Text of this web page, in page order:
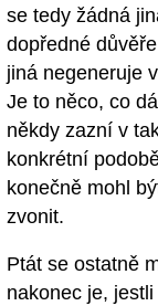
se tedy žádná
dopředné
jiná negeneruje
Je to něco, co
někdy zazní v
konkrétní
konečně mohl
zvonit.
Ptát se ostatně
nakonec je,